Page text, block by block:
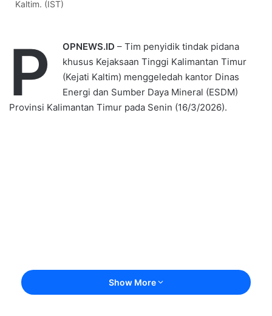
Kaltim. (IST)
P OPNEWS.ID – Tim penyidik tindak pidana
khusus Kejaksaan Tinggi Kalimantan Timur
(Kejati Kaltim) menggeledah kantor Dinas
Energi dan Sumber Daya Mineral (ESDM)
Provinsi Kalimantan Timur pada Senin (16/3/2026).
Show More